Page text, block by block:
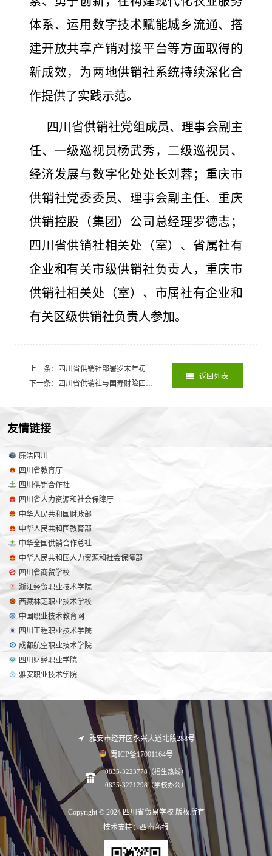
体系、运用数字技术赋能城乡流通、搭
建开放共享产销对接平台等方面取得的
新成效，为两地供销社系统持续深化合
作提供了实践示范。
四川省供销社党组成员、理事会副主
任、一级巡视员杨武秀，二级巡视员、
经济发展与数字化处处长刘蓉；重庆市
供销社党委委员、理事会副主任、重庆
供销控股（集团）公司总经理罗德志；
四川省供销社相关处（室）、省属社有
企业和有关市级供销社负责人，重庆市
供销社相关处（室）、市属社有企业和
有关区级供销社负责人参加。
上一条：四川省供销社部署岁末年初暨元旦期间安全工作 筑牢安全生产与食品安全防线
下一条：四川省供销社与国寿财险四川省分公司签署战略合作协议
返回列表
友情链接
廉洁四川
四川省教育厅
四川供销合作社
四川省人力资源和社会保障厅
中华人民共和国财政部
中华人民共和国教育部
中华全国供销合作总社
中华人民共和国人力资源和社会保障部
四川省商贸学校
浙江经贸职业技术学院
西藏林芝职业技术学校
中国职业技术教育网
四川工程职业技术学院
成都航空职业技术学院
四川财经职业学院
雅安职业技术学院
雅安市经开区永兴大道北段288号
蜀ICP备17001164号
0835-3223778（招生热线）
0835-3221298（学校办公）
Copyright © 2024 四川省贸易学校 版权所有
技术支持：西南商报